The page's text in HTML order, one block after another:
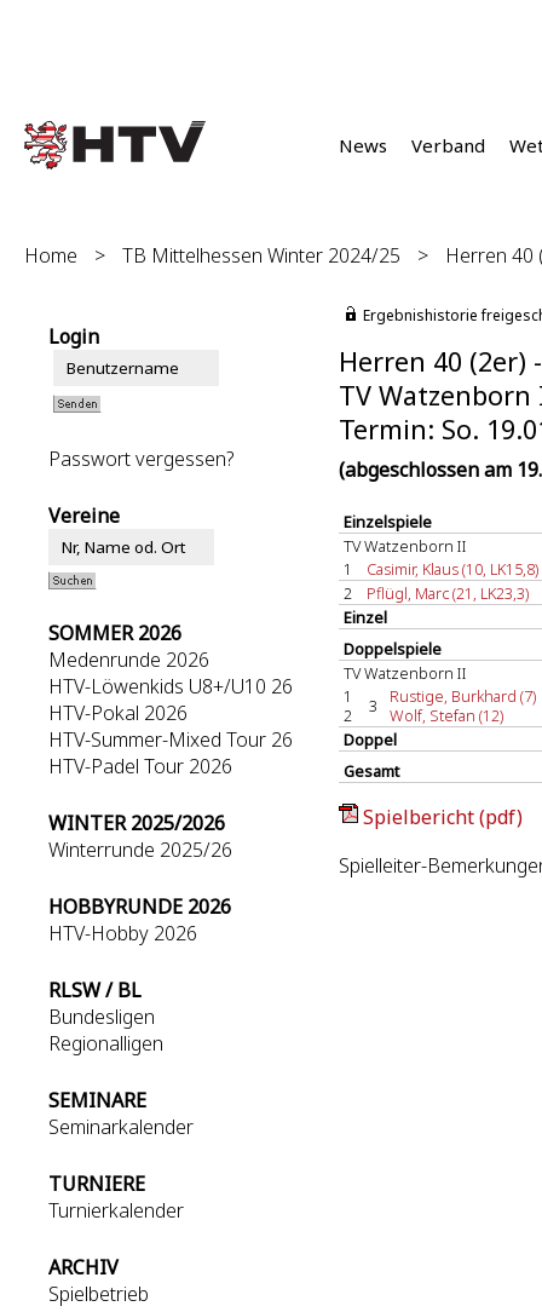
News Verband
Home > TB Mittelhessen Winter 2024/25 > Herren 40
Login
Passwort vergessen?
Vereine
SOMMER 2026
Medenrunde 2026
HTV-Löwenkids U8+/U10 26
HTV-Pokal 2026
HTV-Summer-Mixed Tour 26
HTV-Padel Tour 2026
WINTER 2025/2026
Winterrunde 2025/26
HOBBYRUNDE 2026
HTV-Hobby 2026
RLSW / BL
Bundesligen
Regionalligen
SEMINARE
Seminarkalender
TURNIERE
Turnierkalender
ARCHIV
Spielbetrieb
Ergebnishistorie
Herren 40 (2er)
TV
Termin: So.
(abgeschlossen am
Einzelspiele
TV Watzenborn II
1
Casimir, Klaus (10, LK15,8)
2
Pflügl, Marc (21, LK23,3)
Einzel
Doppelspiele
TV Watzenborn II
1
2
3
Rustige, Burkhard (7)
Wolf, Stefan (12)
Doppel
Gesamt
Spielbericht (pdf)
Spielleiter-